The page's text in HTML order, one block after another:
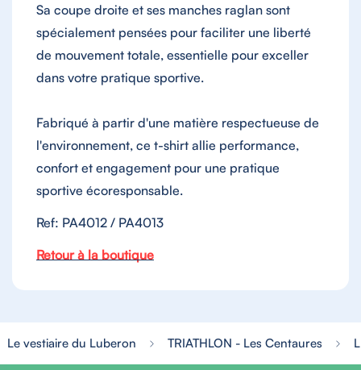
Sa coupe droite et ses manches raglan sont
spécialement pensées pour faciliter une liberté
de mouvement totale, essentielle pour exceller
dans votre pratique sportive.
Fabriqué à partir d'une matière respectueuse de
l'environnement, ce t-shirt allie performance,
confort et engagement pour une pratique
sportive écoresponsable.
Ref: PA4012 / PA4013
Retour à la boutique
Le vestiaire du Luberon TRIATHLON - Les Centaures